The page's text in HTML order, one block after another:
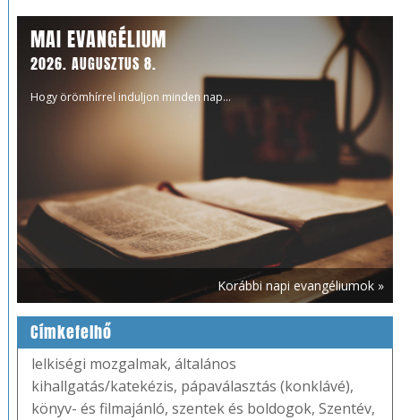
MAI EVANGÉLIUM
2026. AUGUSZTUS 8.
Hogy örömhírrel induljon minden nap...
Korábbi napi evangéliumok »
Címkefelhő
lelkiségi mozgalmak, általános
kihallgatás/katekézis, pápaválasztás (konklávé),
könyv- és filmajánló, szentek és boldogok, Szentév,